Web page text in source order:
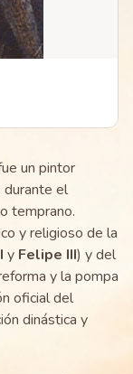
un pintor
el
temprano.
y religioso de la
y Felipe III) y del
y la pompa
oficial del
dinástica y